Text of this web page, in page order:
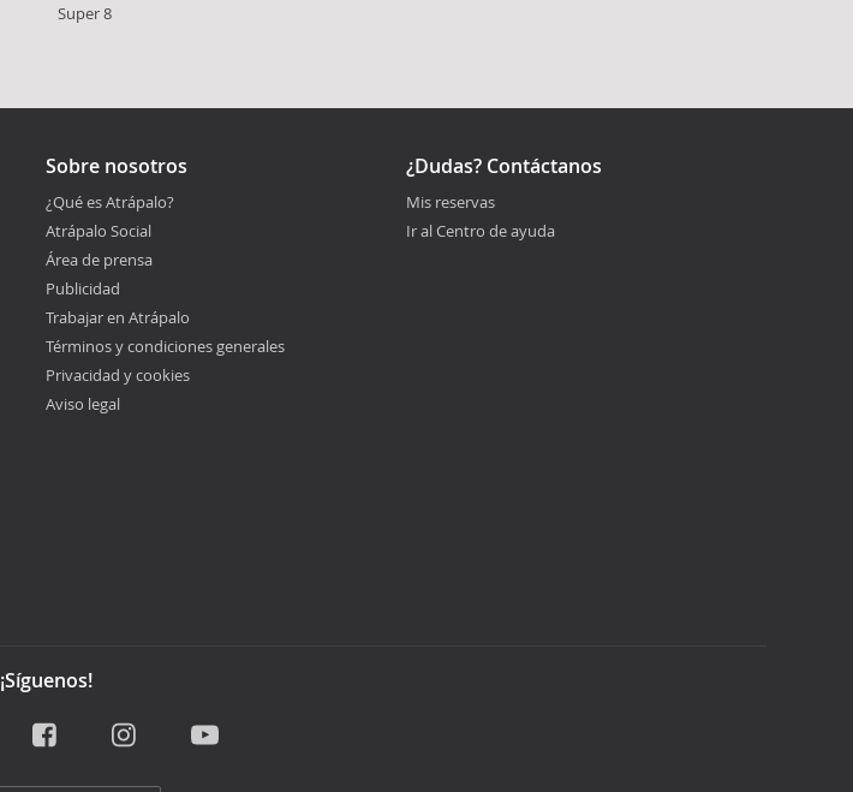
Super 8
Sobre nosotros
¿Qué es Atrápalo?
Atrápalo Social
Área de prensa
Publicidad
Trabajar en Atrápalo
Términos y condiciones generales
Privacidad y cookies
Aviso legal
¿Dudas? Contáctanos
Mis reservas
Ir al Centro de ayuda
¡Síguenos!